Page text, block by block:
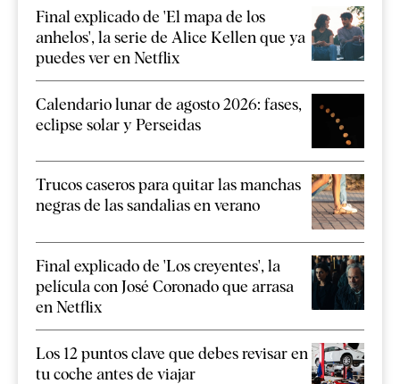
Final explicado de 'El mapa de los
anhelos', la serie de Alice Kellen que ya
puedes ver en Netflix
Calendario lunar de agosto 2026: fases,
eclipse solar y Perseidas
Trucos caseros para quitar las manchas
negras de las sandalias en verano
Final explicado de 'Los creyentes', la
película con José Coronado que arrasa
en Netflix
Los 12 puntos clave que debes revisar en
tu coche antes de viajar